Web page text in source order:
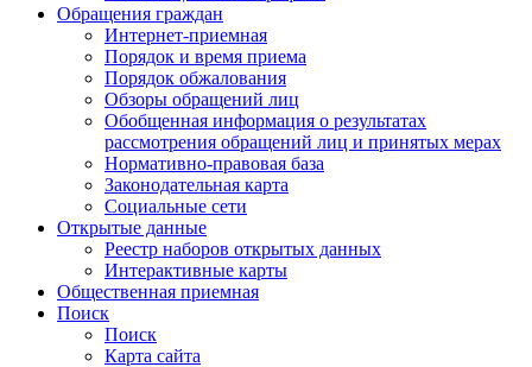
Обращения граждан
Интернет-приемная
Порядок и время приема
Порядок обжалования
Обзоры обращений лиц
Обобщенная информация о результатах
рассмотрения обращений лиц и принятых мерах
Нормативно-правовая база
Законодательная карта
Социальные сети
Открытые данные
Реестр наборов открытых данных
Интерактивные карты
Общественная приемная
Поиск
Поиск
Карта сайта